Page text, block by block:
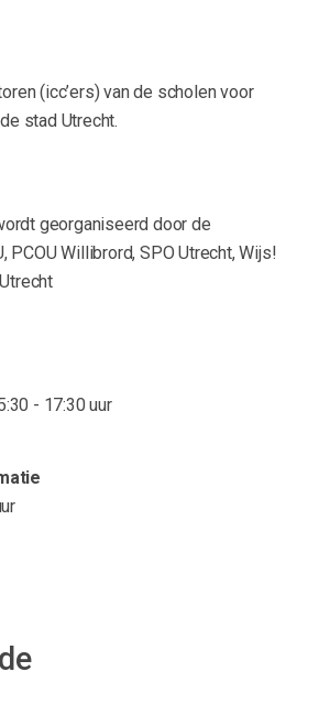
(icc’ers) van de scholen voor
stad Utrecht.
georganiseerd door de
PCOU Willibrord, SPO Utrecht, Wijs!
- 17:30 uur